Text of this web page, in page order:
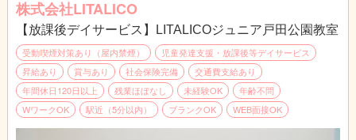
お子さまひとり一人に6か月間の個別支援計画を作成していま
す。
↓
お昼|休憩・ランチタイムです。
↓
指導
個別支援計画に基づきお子さまに指導を実施します。
個別指導では45分の指導をし、小集団指導では1時間半～3時間
の指導をします。
株式会社LITALICO
【放課後デイサービス】LITALICOジュニア戸田公園教室
受動喫煙対策あり（屋内禁煙）
児童発達支援・放課後等デイサービス
昇給あり
賞与あり 社会保険完備
交通費支給あり
年間休日120日以上
残業ほぼなし 未経験OK
年齢不問
WワークOK
駅近（5分以内） ブランクOK WEB面接OK